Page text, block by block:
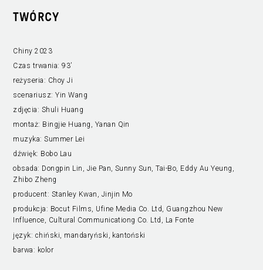
TWÓRCY
Chiny 2023
Czas trwania: 93’
reżyseria: Choy Ji
scenariusz:Yin Wang
zdjęcia: Shuli Huang
montaż: Bingjie Huang, Yanan Qin
muzyka:Summer Lei
dźwięk: Bobo Lau
obsada: Dongpin Lin, Jie Pan, Sunny Sun, Tai-Bo, Eddy Au Yeung,
Zhibo Zheng
producent: Stanley Kwan, Jinjin Mo
produkcja: Bocut Films, Ufine Media Co. Ltd, Guangzhou New
Influence, Cultural Communicationg Co. Ltd, La Fonte
język: chiński, mandaryński, kantoński
barwa: kolor